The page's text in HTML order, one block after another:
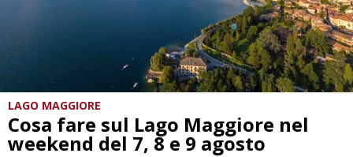
LAGO MAGGIORE
Cosa fare sul Lago Maggiore nel
weekend del 7, 8 e 9 agosto